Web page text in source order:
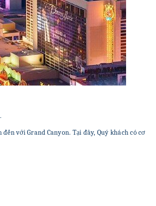
với Grand Canyon. Tại đây, Quý khách có cơ